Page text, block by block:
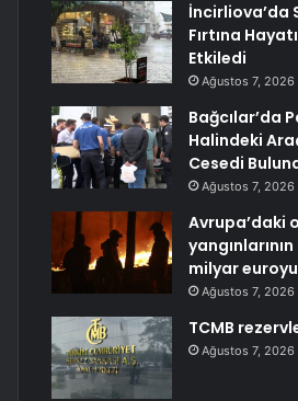
İncirliova’da
Fırtına
Etkiledi
Ağustos 7, 2026
Bağcılar’da
Halindeki
Cesedi
Ağustos 7, 2026
Avrupa’daki
milyar
Ağustos 7, 2026
TCMB
Ağustos 7, 2026